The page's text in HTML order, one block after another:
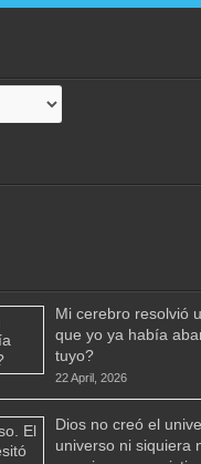
Mi cerebro resolvió
que yo ya había
tuyo?
22 April, 2026
Dios no creó el
universo ni siquiera